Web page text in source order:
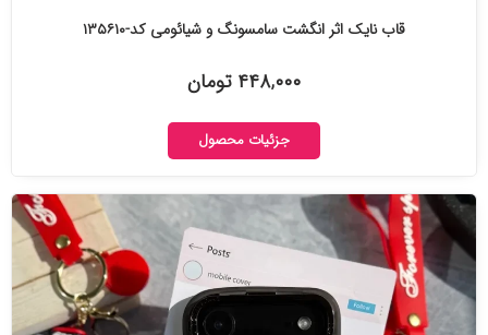
قاب نایک اثر انگشت سامسونگ و شیائومی کد-۱۳۵۶۱۰
۴۴۸,۰۰۰ تومان
جزئیات محصول